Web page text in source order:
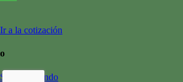
Ir a la cotización
o
Seguir mirando